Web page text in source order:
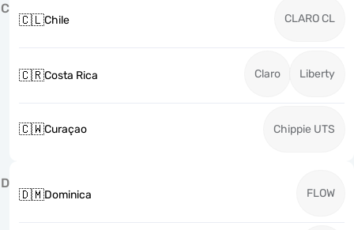
C
🇨🇱Chile CLARO CL
🇨🇷Costa Rica Claro Liberty
🇨🇼Curaçao Chippie UTS
D
🇩🇲Dominica FLOW